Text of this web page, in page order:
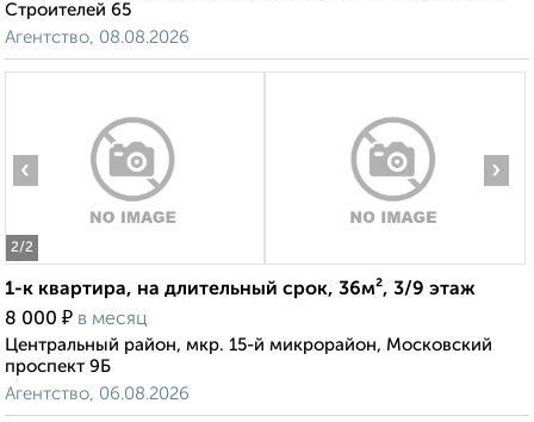
Строителей 65
Агентство, 08.08.2026
2/2
‹ ›
1-к квартира, на длительный срок, 36м², 3/9 этаж
8 000 ₽ в месяц
Центральный район, мкр. 15-й микрорайон, Московский
проспект 9Б
Агентство, 06.08.2026